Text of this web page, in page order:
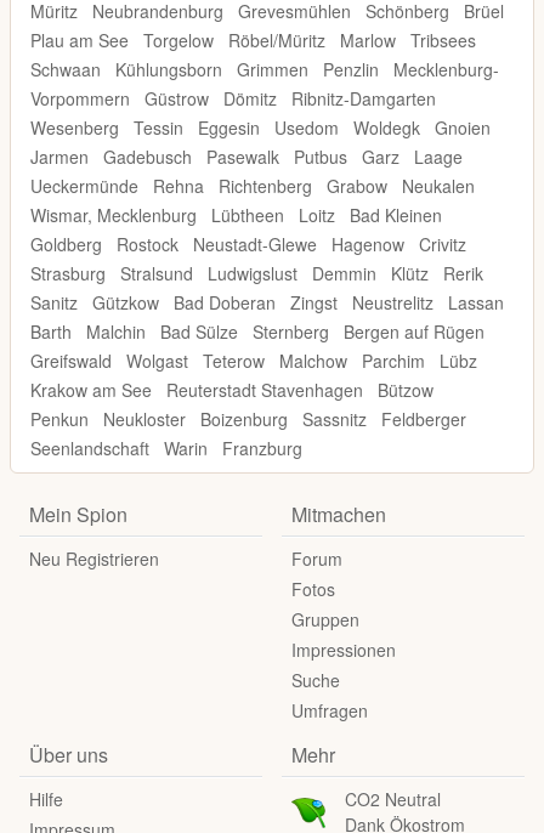
Müritz
Neubrandenburg Grevesmühlen Schönberg
Brüel
Plau am See
Torgelow Röbel/Müritz Marlow Tribsees
Schwaan
Kühlungsborn Grimmen Penzlin
Mecklenburg-
Vorpommern
Güstrow Dömitz
Ribnitz-Damgarten
Wesenberg
Tessin Eggesin Usedom Woldegk Gnoien
Jarmen
Gadebusch Pasewalk Putbus Garz
Laage
Ueckermünde
Rehna Richtenberg Grabow
Neukalen
Wismar, Mecklenburg
Lübtheen Loitz
Bad Kleinen
Goldberg
Rostock Neustadt-Glewe Hagenow Crivitz
Strasburg
Stralsund Ludwigslust Demmin Klütz
Rerik
Sanitz Gützkow Bad Doberan Zingst Neustrelitz
Lassan
Barth
Malchin Bad Sülze Sternberg
Bergen auf Rügen
Greifswald
Wolgast Teterow Malchow Parchim
Lübz
Krakow am See
Reuterstadt Stavenhagen
Bützow
Penkun
Neukloster Boizenburg Sassnitz
Feldberger
Seenlandschaft Warin Franzburg
Mein Spion
Neu Registrieren
Mitmachen
Forum
Fotos
Gruppen
Impressionen
Suche
Umfragen
Über uns
Hilfe
Mehr
CO2 Neutral
Dank Ökostrom